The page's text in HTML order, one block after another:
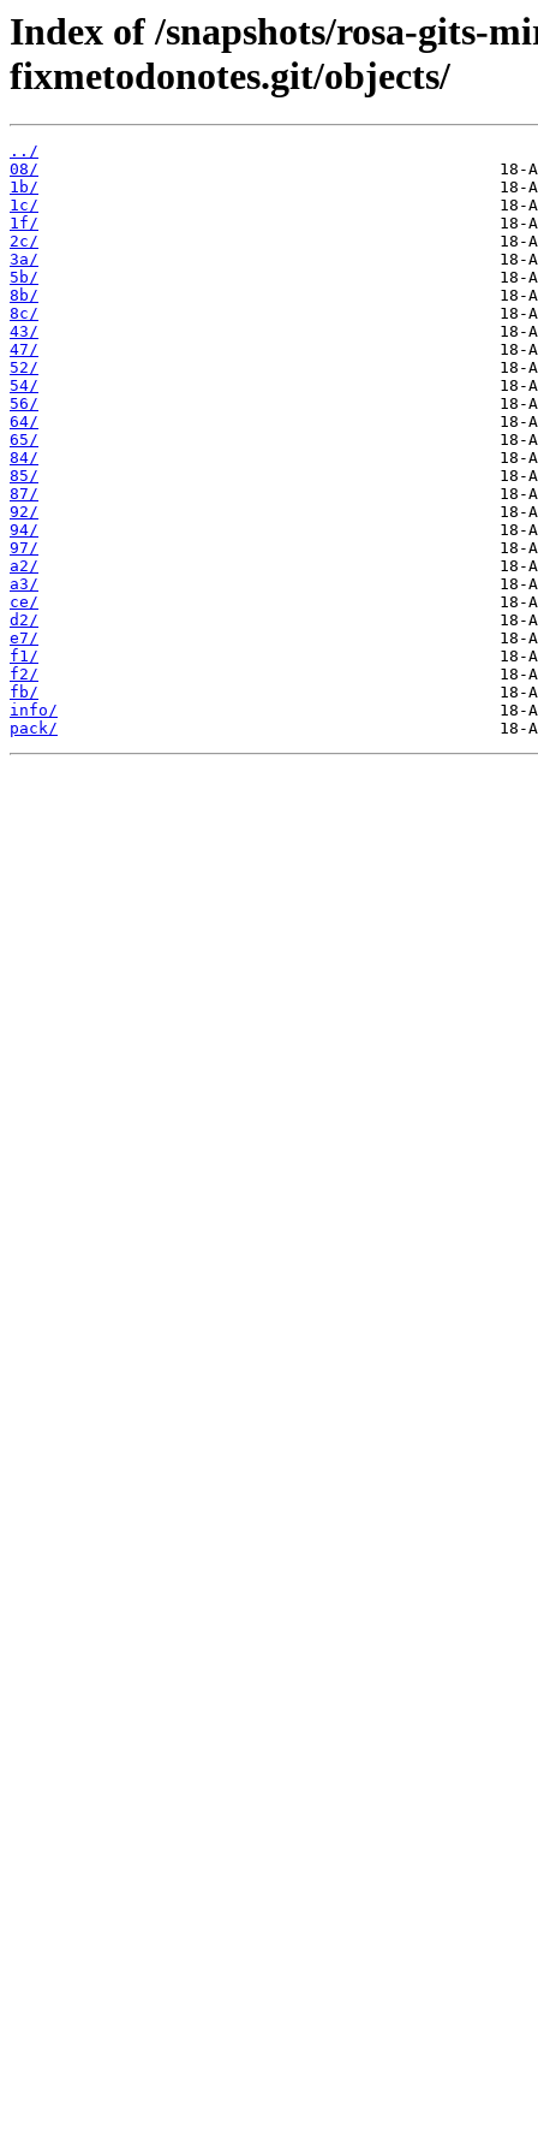
Index of /snapshots/rosa-gits-
fixmetodonotes.git/objects/
../
08/
1b/
1c/
1f/
2c/
3a/
5b/
8b/
8c/
43/
47/
52/
54/
56/
64/
65/
84/
85/
87/
92/
94/
97/
a2/
a3/
ce/
d2/
e7/
f1/
f2/
fb/
info/
pack/